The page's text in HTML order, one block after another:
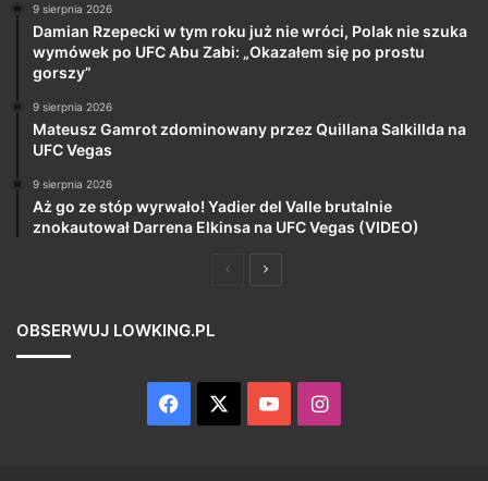
9 sierpnia 2026
Damian Rzepecki w tym roku już nie wróci, Polak nie szuka
wymówek po UFC Abu Zabi: „Okazałem się po prostu
gorszy”
9 sierpnia 2026
Mateusz Gamrot zdominowany przez Quillana Salkillda na
UFC Vegas
9 sierpnia 2026
Aż go ze stóp wyrwało! Yadier del Valle brutalnie
znokautował Darrena Elkinsa na UFC Vegas (VIDEO)
PoprzedniaNastępna
OBSERWUJ LOWKING.PL
Facebook YouTubeInstagram